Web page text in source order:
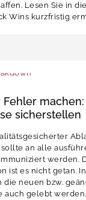
Lesen Sie in
Wins kurzfristig
Fehler
sicherstellen
an alle
werden.
ist es nicht getan.
die neuen bzw.
auch gelebt